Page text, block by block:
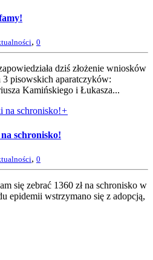
, 0
dziś złożenie wniosków
pisowskich aparatczyków:
Kamińskiego i Łukasza...
+
schronisko!
, 0
się zebrać 1360 zł na schronisko w
epidemii wstrzymano się z adopcją,